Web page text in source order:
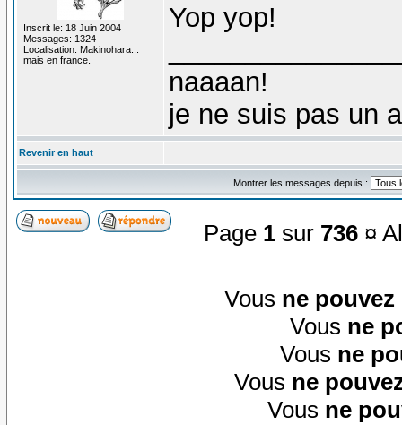
Inscrit le: 18 Juin 2004
Messages: 1324
Localisation: Makinohara...
mais en france.
Yop yop!
naaaan!
je ne suis pas un
Revenir en haut
Montrer les messages depuis :
Page 1 sur 736 ¤
Vous ne pouvez
Vous ne
Vous ne
Vous ne
Vous ne